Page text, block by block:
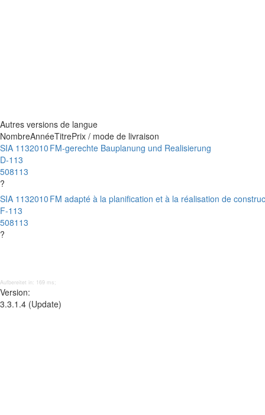
Autres versions de langue
NombreAnnéeTitrePrix / mode de livraison
SIA 113
D-113
508113
?
2010 FM-gerechte Bauplanung und Realisierung
SIA 113
F-113
508113
?
2010 FM adapté à la planification et à la réalisation de
Aufbereitet in: 169 ms;
Version:
3.3.1.4 (Update)